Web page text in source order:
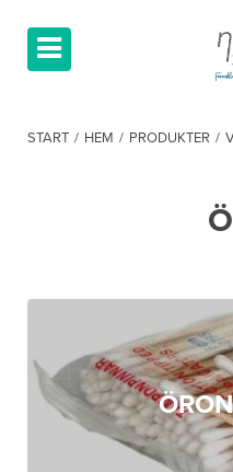
START / HEM / PRODUKTER /